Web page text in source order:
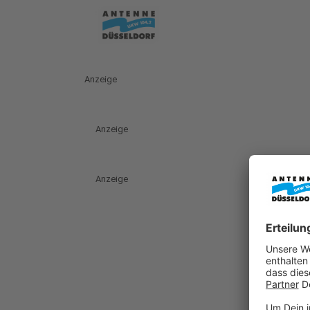
Anzeige
Anzeige
Anzeige